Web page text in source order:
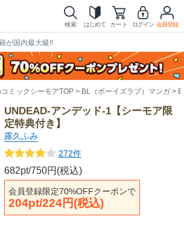
検索 はじめて カート ログイン 会員登録
が国内最大級!!
ミックシーモアTOP BL（ボーイズラブ）マンガ
UNDEAD-アンデッド-1【シーモア限
定特典付き】
露久ふみ
272件
682pt/750円(税込)
会員登録限定70%OFFクーポンで
204pt/224円(税込)